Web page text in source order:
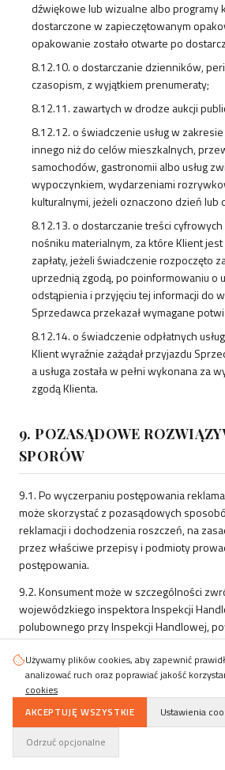
dźwiękowe lub wizualne albo programy
dostarczone w zapieczętowanym
opakowanie zostało otwarte po
8.12.10. o dostarczanie dzienników,
czasopism, z wyjątkiem prenumeraty;
8.12.11. zawartych w drodze aukcji
8.12.12. o świadczenie usług w
innego niż do celów mieszkalnych,
samochodów, gastronomii albo usług
wypoczynkiem, wydarzeniami
kulturalnymi, jeżeli oznaczono dzień lub
8.12.13. o dostarczanie treści
nośniku materialnym, za które Klient
zapłaty, jeżeli świadczenie rozpoczęto
uprzednią zgodą, po poinformowaniu o
odstąpienia i przyjęciu tej informacji do
Sprzedawca przekazał wymagane
8.12.14. o świadczenie odpłatnych
Klient wyraźnie zażądał przyjazdu
a usługa została w pełni wykonana za
zgodą Klienta.
9. POZASĄDOWE
SPORÓW
9.1. Po wyczerpaniu postępowania
może skorzystać z pozasądowych
reklamacji i dochodzenia roszczeń, na
przez właściwe przepisy i podmioty
postępowania.
9.2. Konsument może w szczególności
wojewódzkiego inspektora Inspekcji
polubownego przy Inspekcji Handlowej,
miejskiego rzecznika konsumentów albo
zajmującej się ochroną konsumentów.
9.3. Aktualne informacje o podmiotach
procedurach są dostępne na stronie
Konsumentów pod adresem https://
dotyczącym polubownego rozwiązywania
konsumenckich.
Używamy plików cookies, aby zapewnić
analizować ruch oraz poprawiać jakość
cookies
AKCEPTUJĘ WSZYSTKIE
Ustawienia
Odrzuć opcjonalne